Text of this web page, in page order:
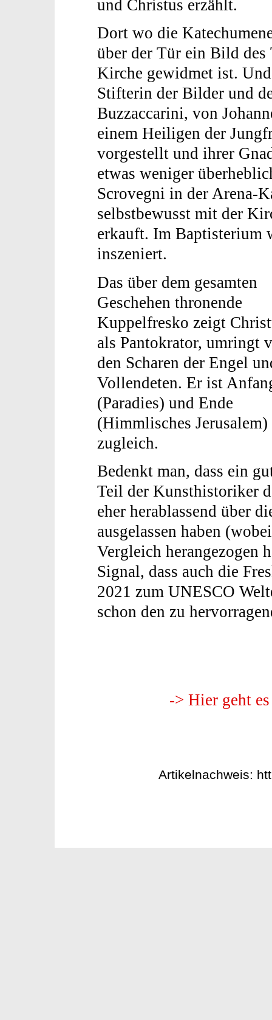
und Christus erzählt.
Dort wo die
über der Tür ein Bild des
Kirche gewidmet ist.
Stifterin der Bilder und
Buzzaccarini, von
einem Heiligen der
vorgestellt und ihrer
etwas weniger
Scrovegni in der Arena-
selbstbewusst mit der
erkauft. Im Baptisterium
inszeniert.
Das über dem gesamten
Geschehen thronende
Kuppelfresko zeigt
als Pantokrator, umringt
den Scharen der Engel
Vollendeten. Er ist
(Paradies) und Ende
(Himmlisches Jerusalem)
zugleich.
Bedenkt man, dass ein
Teil der Kunsthistoriker
eher herablassend über
ausgelassen haben
Vergleich herangezogen
Signal, dass auch die
2021 zum UNESCO
schon den zu
-> Hier geht
Artikelnachweis: